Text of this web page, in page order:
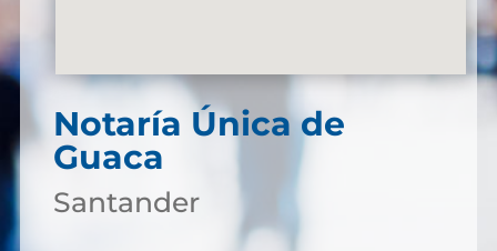
Notaría Única de
Guaca
Santander